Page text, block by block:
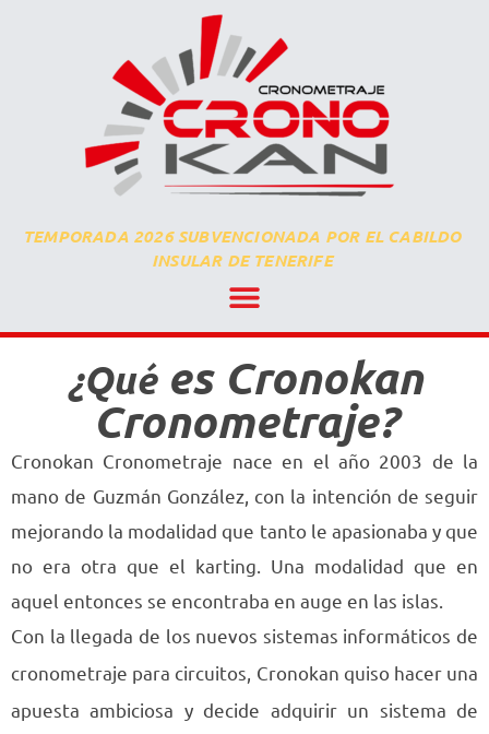
TEMPORADA 2026 SUBVENCIONADA POR EL CABILDO
INSULAR DE TENERIFE
¿Quées Cronokan
Cronometraje?
Cronokan Cronometraje nace en el año 2003 de la
mano de Guzmán González, con la intención de seguir
mejorando la modalidad que tanto le apasionaba y que
no era otra que el karting. Una modalidad que en
aquel entonces se encontraba en auge en las islas.
Con la llegada de los nuevos sistemas informáticos de
cronometraje para circuitos, Cronokan quiso hacer una
apuesta ambiciosa y decide adquirir un sistema de